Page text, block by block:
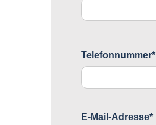
Telefonnummer*
E-Mail-Adresse*